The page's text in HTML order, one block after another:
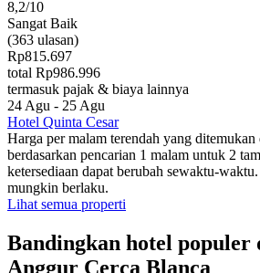
8,2/10
Sangat Baik
(363 ulasan)
Rp815.697
total Rp986.996
termasuk pajak & biaya lainnya
24 Agu - 25 Agu
Hotel Quinta Cesar
Harga per malam terendah yang
berdasarkan pencarian 1 malam untuk 2
ketersediaan dapat berubah sewaktu-
mungkin berlaku.
Lihat semua properti
Bandingkan hotel populer
Anggur Cerca Blanca